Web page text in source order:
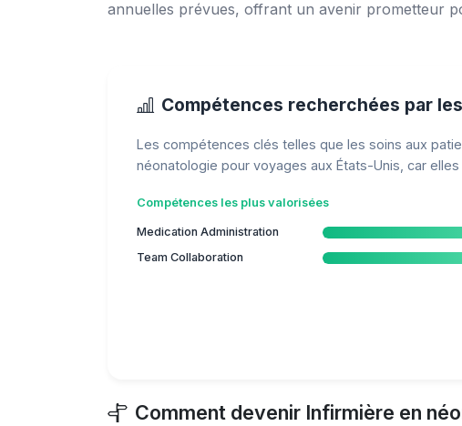
annuelles prévues, offrant un avenir prometteur
Compétences recherchées par
Les compétences clés telles que les soins aux
néonatologie pour voyages aux États-Unis, car
Compétences les plus valorisées
Medication Administration
Team Collaboration
Comment devenir Infirmière en